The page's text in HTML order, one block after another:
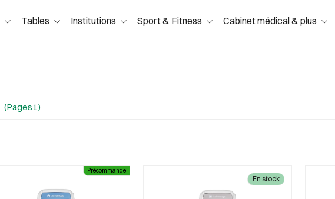
Tables Institutions Sport & Fitness Cabinet médical & plus
Pages1
Précommande
En stock